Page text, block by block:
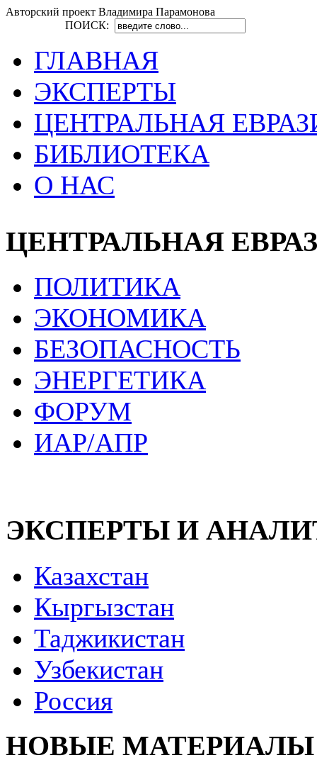
Авторский проект Владимира Парамонова
ПОИСК:
ГЛАВНАЯ
ЭКСПЕРТЫ
ЦЕНТРАЛЬНАЯ
БИБЛИОТЕКА
О НАС
ЦЕНТРАЛЬНАЯ
ПОЛИТИКА
ЭКОНОМИКА
БЕЗОПАСНОСТЬ
ЭНЕРГЕТИКА
ФОРУМ
ИАР/АПР
ЭКСПЕРТЫ И
Казахстан
Кыргызстан
Таджикистан
Узбекистан
Россия
НОВЫЕ МАТЕРИАЛЫ